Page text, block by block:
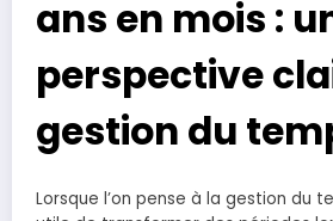
ans en mois :
perspective
gestion du
Lorsque l’on pense à la gestion du